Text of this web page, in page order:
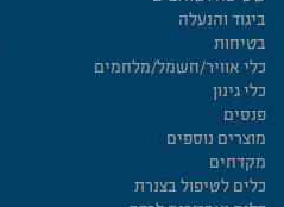
ביגוד והנעלה
בטיחות
כלי אוויר/חשמל/מלחמים
כלי גינון
פנסים
מוצרים נוספים
מקדחים
כלים לטיפול בצנרת